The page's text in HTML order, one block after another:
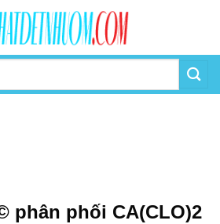
phân phối CA(CLO)2